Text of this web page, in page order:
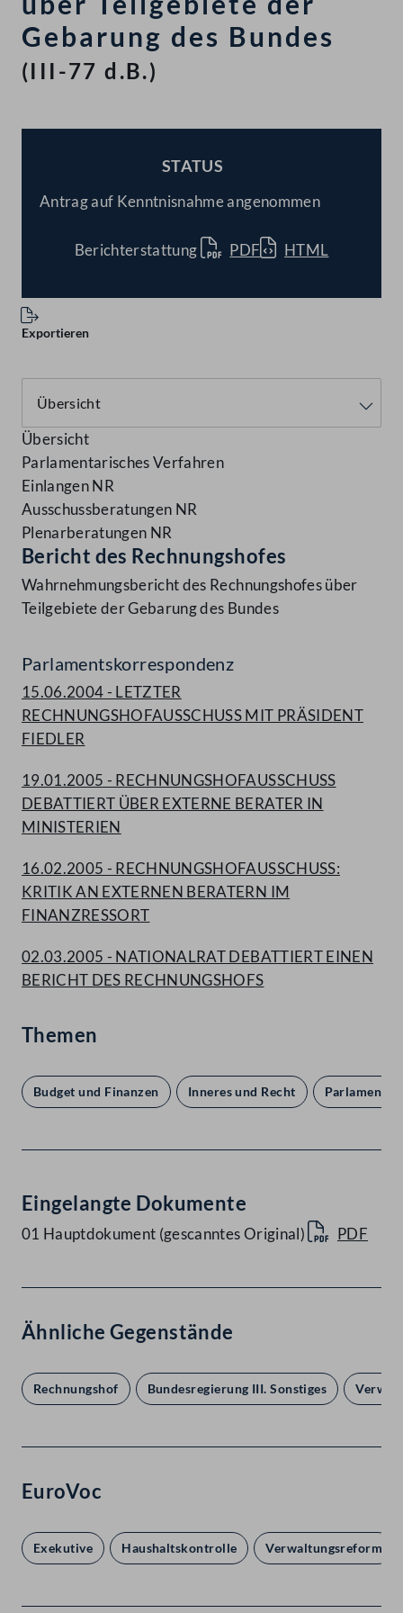
Gebarung des Bundes
(III-77 d.B.)
STATUS
Antrag auf Kenntnisnahme angenommen
Berichterstattung PDF HTML
Exportieren
Übersicht
Parlamentarisches Verfahren
Einlangen NR
Ausschussberatungen NR
Plenarberatungen NR
Bericht des Rechnungshofes
Wahrnehmungsbericht des Rechnungshofes über
Teilgebiete der Gebarung des Bundes
Parlamentskorrespondenz
15.06.2004 - LETZTER
RECHNUNGSHOFAUSSCHUSS MIT PRÄSIDENT
FIEDLER
19.01.2005 - RECHNUNGSHOFAUSSCHUSS
DEBATTIERT ÜBER EXTERNE BERATER IN
MINISTERIEN
16.02.2005 - RECHNUNGSHOFAUSSCHUSS:
KRITIK AN EXTERNEN BERATERN IM
FINANZRESSORT
02.03.2005 - NATIONALRAT DEBATTIERT EINEN
BERICHT DES RECHNUNGSHOFS
Themen
Budget und Finanzen Inneres und Recht Parlament
Eingelangte Dokumente
01 Hauptdokument (gescanntes Original) PDF
Ähnliche Gegenstände
Rechnungshof Bundesregierung III. Sonstiges
EuroVoc
Exekutive Haushaltskontrolle Verwaltungsreform